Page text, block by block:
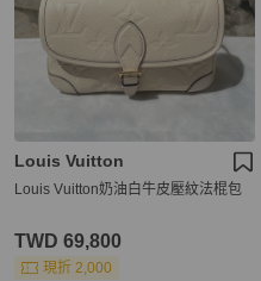
Louis Vuitton
Louis Vuitton奶油白牛皮壓紋法棍包
TWD 69,800
現折 2,000